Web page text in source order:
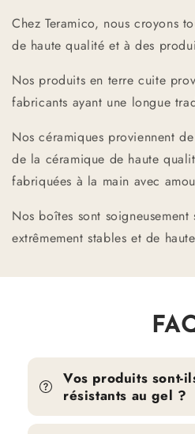
Chez Teramico, nous croyons
de haute qualité et à des
Nos produits en terre cuite
fabricants ayant une longue
Nos céramiques proviennent
de la céramique de haute
fabriquées à la main avec
Nos boîtes sont soigneusement
extrêmement stables et de
Vos produits sont-
résistants au gel ?